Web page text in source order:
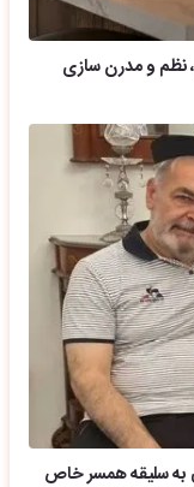
نظم و مدرن سازی
به سلیقه همسر خاص